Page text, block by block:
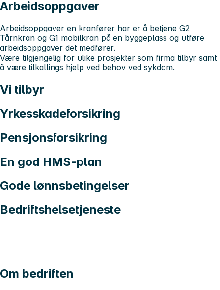
Arbeidsoppgaver
Arbeidsoppgaver en kranfører har er å betjene G2
Tårnkran og G1 mobilkran på en byggeplass og utføre
arbeidsoppgaver det medfører.
Være tilgjengelig for ulike prosjekter som firma tilbyr samt
å være tilkallings hjelp ved behov ved sykdom.
Vi tilbyr
Yrkesskadeforsikring
Pensjonsforsikring
En god HMS-plan
Gode lønnsbetingelser
Bedriftshelsetjeneste
Om bedriften